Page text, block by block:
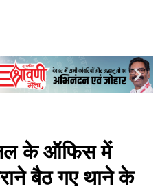
के ऑफिस में
बैठ गए थाने के